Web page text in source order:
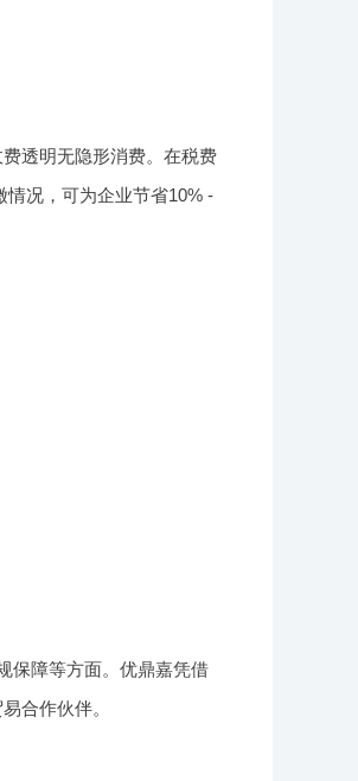
透明无隐形消费。在税费
况，可为企业节省10% -
保障等方面。优鼎嘉凭借
合作伙伴。